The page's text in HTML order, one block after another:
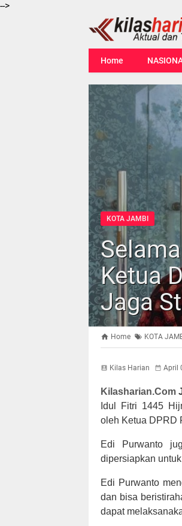
-->
Home
KOTA JAMBI
Ketua
Jaga
Home KOTA
Kilas Harian April
Kilasharian.Com
Idul Fitri 1445
oleh Ketua DPRD
Edi Purwanto
dipersiapkan
Edi Purwanto
dan bisa
dapat